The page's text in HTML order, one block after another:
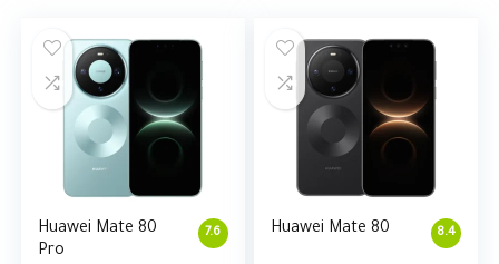
7.6
Huawei Mate 80
Pro
8.4
Huawei Mate 80